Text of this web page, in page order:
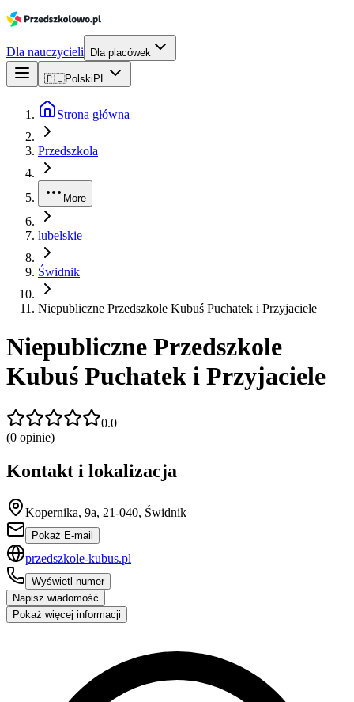
Dla nauczycieli Dla placówek
🇵🇱Polski PL
Strona główna
Przedszkola
More
lubelskie
Świdnik
Niepubliczne Przedszkole Kubuś Puchatek i Przyjaciele
Niepubliczne Przedszkole
Kubuś Puchatek i Przyjaciele
0.0
(0 opinie)
Kontakt i lokalizacja
Kopernika, 9a, 21-040, Świdnik
Pokaż E-mail
przedszkole-kubus.pl
Wyświetl numer
Napisz wiadomość
Pokaż więcej informacji